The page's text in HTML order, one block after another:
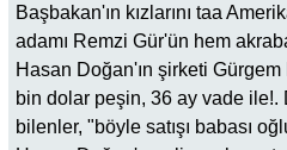
Başbakan'ın kızlarını taa
adamı Remzi Gür'ün hem
Hasan Doğan'ın şirketi
bin dolar peşin, 36 ay vade ile!.
bilenler, "böyle satışı babası